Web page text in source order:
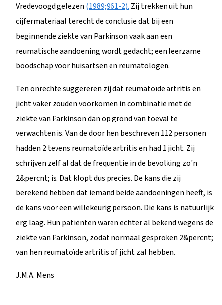
Vredevoogd gelezen(1989;961-2). Zij trekken uit hun
cijfermateriaal terecht de conclusie dat bij een
beginnende ziekte van Parkinson vaak aan een
reumatische aandoening wordt gedacht; een leerzame
boodschap voor huisartsen en reumatologen.
Ten onrechte suggereren zij dat reumatoïde artritis en
jicht vaker zouden voorkomen in combinatie met de
ziekte van Parkinson dan op grond van toeval te
verwachten is. Van de door hen beschreven 112 personen
hadden 2 tevens reumatoïde artritis en had 1 jicht. Zij
schrijven zelf al dat de frequentie in de bevolking zo'n
2&percnt; is. Dat klopt dus precies. De kans die zij
berekend hebben dat iemand beide aandoeningen heeft, is
de kans voor een willekeurig persoon. Die kans is natuurlijk
erg laag. Hun patiënten waren echter al bekend wegens de
ziekte van Parkinson, zodat normaal gesproken 2&percnt;
van hen reumatoïde artritis of jicht zal hebben.
J.M.A. Mens